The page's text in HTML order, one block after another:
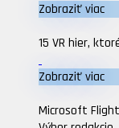
Zobraziť viac
15 VR hier,
Zobraziť viac
Microsoft